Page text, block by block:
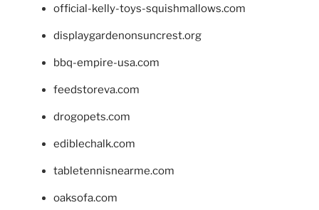
official-kelly-toys-squishmallows.com
displaygardenonsuncrest.org
bbq-empire-usa.com
feedstoreva.com
drogopets.com
ediblechalk.com
tabletennisnearme.com
oaksofa.com